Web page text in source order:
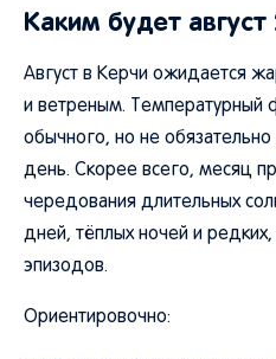
Каким будет
Август в Керчи ожидается
и ветреным. Температурный
обычного, но не
день. Скорее всего, месяц
чередования длительных
дней, тёплых ночей и
эпизодов.
Ориентировочно: